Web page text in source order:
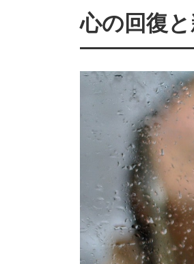
心の回復